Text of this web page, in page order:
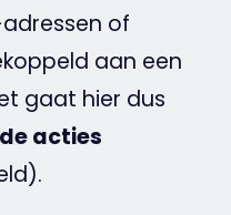
of
aan een
gaat hier dus
acties